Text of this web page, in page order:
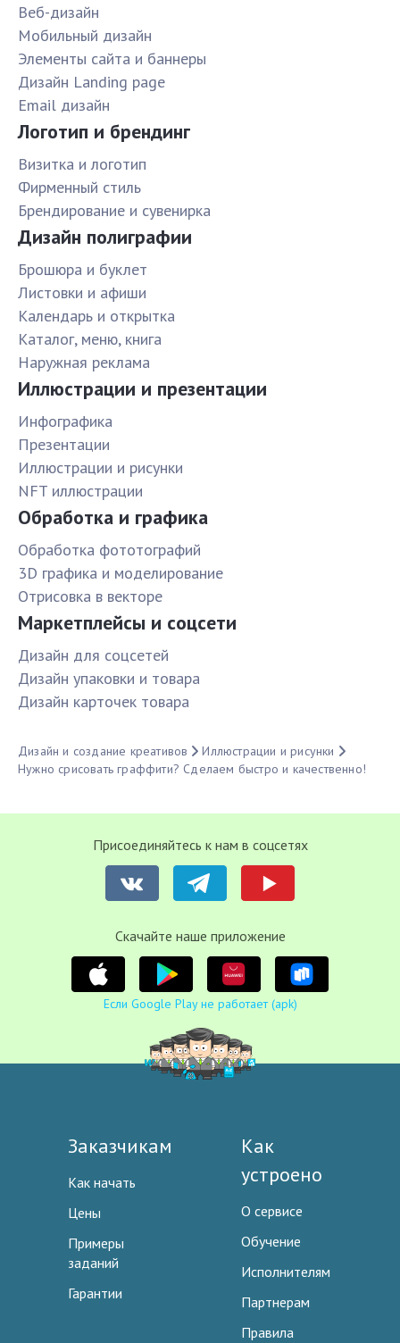
Веб-дизайн
Мобильный дизайн
Элементы сайта и баннеры
Дизайн Landing page
Email дизайн
Логотип и брендинг
Визитка и логотип
Фирменный стиль
Брендирование и сувенирка
Дизайн полиграфии
Брошюра и буклет
Листовки и афиши
Календарь и открытка
Каталог, меню, книга
Наружная реклама
Иллюстрации и презентации
Инфографика
Презентации
Иллюстрации и рисунки
NFT иллюстрации
Обработка и графика
Обработка фототографий
3D графика и моделирование
Отрисовка в векторе
Маркетплейсы и соцсети
Дизайн для соцсетей
Дизайн упаковки и товара
Дизайн карточек товара
Дизайн и создание креативов
Иллюстрации и рисунки
Нужно срисовать граффити? Сделаем быстро и качественно!
Присоединяйтесь к нам в соцсетях
Cкачайте наше приложение
Если Google Play не работает (apk)
Заказчикам
Как начать
Цены
Примеры
заданий
Гарантии
Как
устроено
О сервисе
Обучение
Исполнителям
Партнерам
Правила